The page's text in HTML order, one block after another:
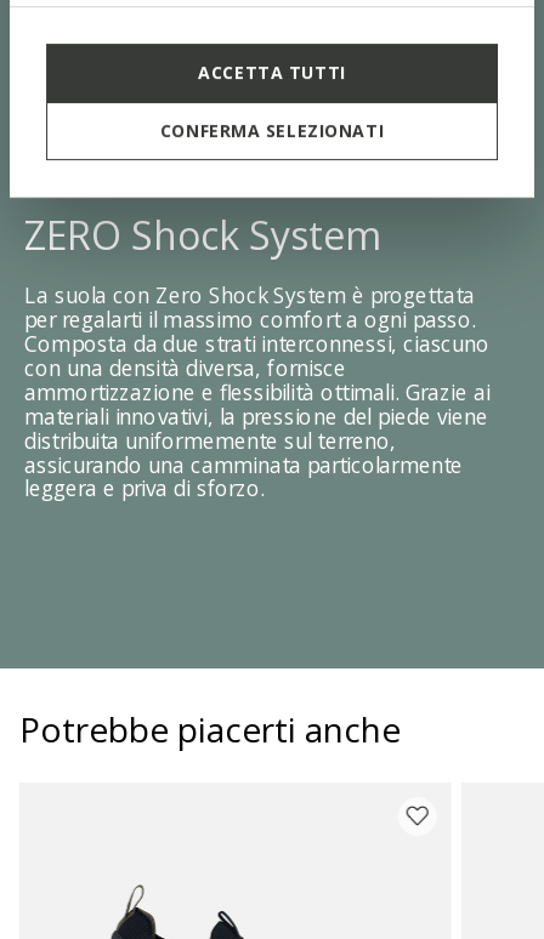
ACCETTA TUTTI
CONFERMA SELEZIONATI
ZERO Shock System
La suola con Zero Shock System è progettata
per regalarti il massimo comfort a ogni passo.
Composta da due strati interconnessi, ciascuno
con una densità diversa, fornisce
ammortizzazione e flessibilità ottimali. Grazie ai
materiali innovativi, la pressione del piede viene
distribuita uniformemente sul terreno,
assicurando una camminata particolarmente
leggera e priva di sforzo.
Potrebbe piacerti anche